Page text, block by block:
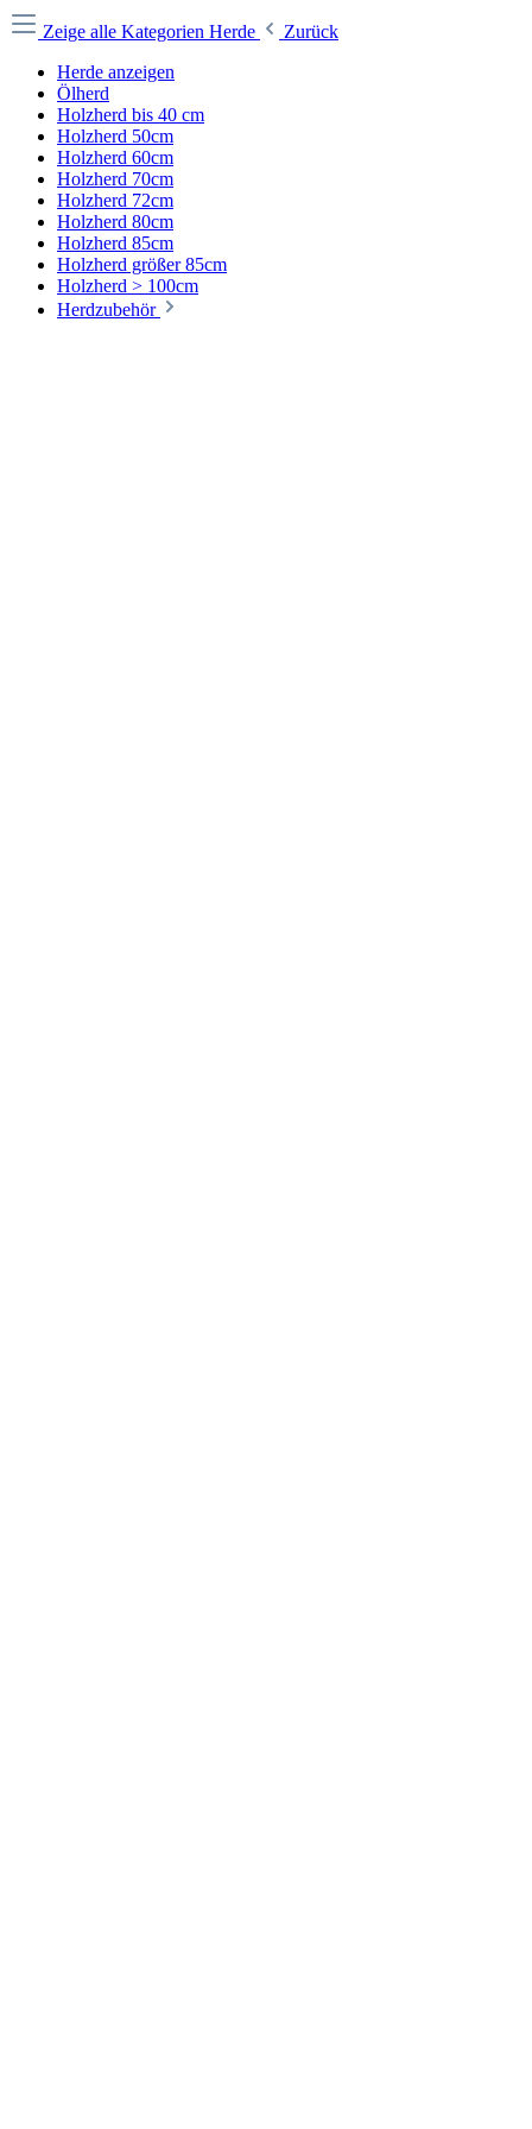
Zeige alle Kategorien Herde
Zurück
Herde anzeigen
Ölherd
Holzherd bis 40 cm
Holzherd 50cm
Holzherd 60cm
Holzherd 70cm
Holzherd 72cm
Holzherd 80cm
Holzherd 85cm
Holzherd größer 85cm
Holzherd > 100cm
Herdzubehör